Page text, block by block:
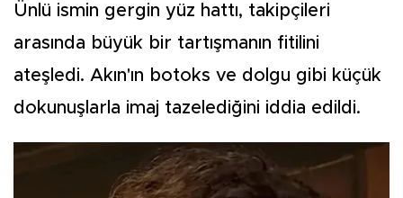
Ünlü ismin gergin yüz hattı, takipçileri
arasında büyük bir tartışmanın fitilini
ateşledi. Akın'ın botoks ve dolgu gibi küçük
dokunuşlarla imaj tazelediğini iddia edildi.